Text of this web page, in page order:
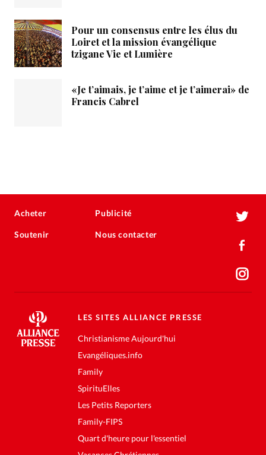
Pour un consensus entre les élus du
Loiret et la mission évangélique
tzigane Vie et Lumière
«Je t’aimais, je t’aime et je t’aimerai» de
Francis Cabrel
Acheter
Soutenir
Publicité
Nous contacter
LES SITES ALLIANCE PRESSE
Christianisme Aujourd'hui
Evangéliques.info
Family
SpirituElles
Les Petits Reporters
Family-FIPS
Quart d'heure pour l'essentiel